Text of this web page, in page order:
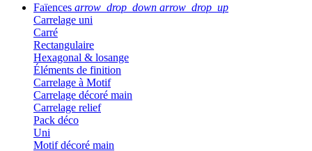
Faïences arrow_drop_down arrow_drop_up
Carrelage uni
Carré
Rectangulaire
Hexagonal & losange
Éléments de finition
Carrelage à Motif
Carrelage décoré main
Carrelage relief
Pack déco
Uni
Motif décoré main